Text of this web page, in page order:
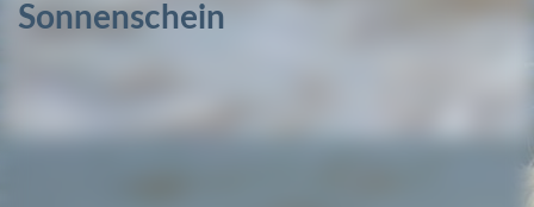
Sonnenschein